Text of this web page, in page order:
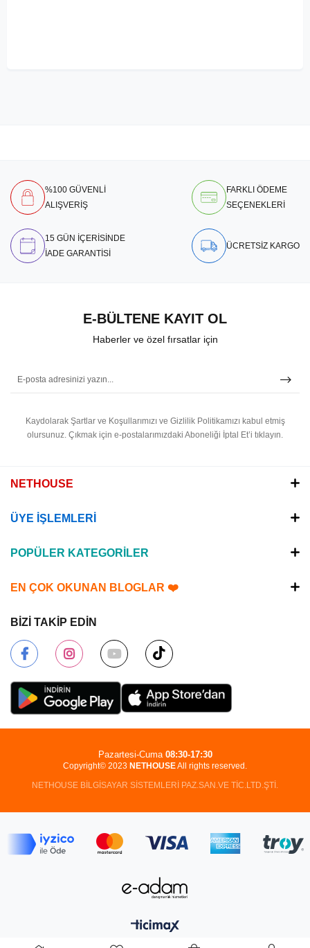
%100 GÜVENLİ
ALIŞVERİŞ
FARKLI ÖDEME
SEÇENEKLERİ
15 GÜN İÇERİSİNDE
İADE GARANTİSİ
ÜCRETSİZ KARGO
E-BÜLTENE KAYIT OL
Haberler ve özel fırsatlar için
Kaydolarak Şartlar ve Koşullarımızı ve Gizlilik Politikamızı kabul etmiş
olursunuz. Çıkmak için e-postalarımızdaki Aboneliği İptal Et’i tıklayın.
NETHOUSE
ÜYE İŞLEMLERİ
POPÜLER KATEGORİLER
EN ÇOK OKUNAN BLOGLAR ❤️
BİZİ TAKİP EDİN
Copyright© 2023 NETHOUSEAll rights reserved.
NETHOUSE BİLGİSAYAR SİSTEMLERİ PAZ.SAN.VE TİC.LTD.ŞTİ.
Pazartesi-Cuma 08:30-17:30